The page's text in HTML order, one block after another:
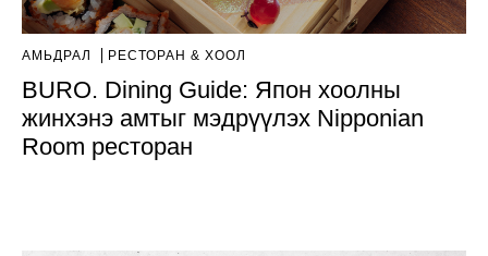
АМЬДРАЛ РЕСТОРАН & ХООЛ
BURO. Dining Guide: Япон хоолны
жинхэнэ амтыг мэдрүүлэх Nipponian
Room ресторан